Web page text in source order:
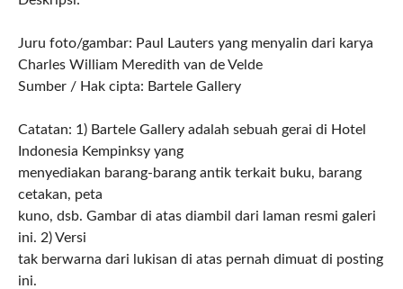
Juru foto/gambar: Paul Lauters yang menyalin dari karya
Charles William Meredith van de Velde
Sumber / Hak cipta: Bartele Gallery
Catatan: 1) Bartele Gallery adalah sebuah gerai di Hotel
Indonesia Kempinksy yang
menyediakan barang-barang antik terkait buku, barang
cetakan, peta
kuno, dsb. Gambar di atas diambil dari laman resmi galeri
ini. 2) Versi
tak berwarna dari lukisan di atas pernah dimuat di posting
ini.